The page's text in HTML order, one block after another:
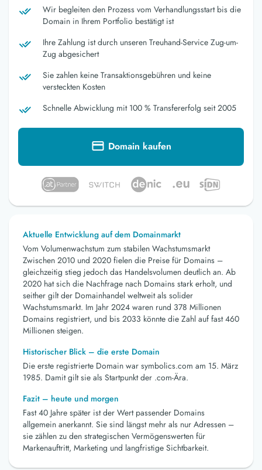
Wir begleiten den Prozess vom Verhandlungsstart bis die
Domain in Ihrem Portfolio bestätigt ist
Ihre Zahlung ist durch unseren Treuhand-Service Zug-um-
Zug abgesichert
Sie zahlen keine Transaktionsgebühren und keine
versteckten Kosten
Schnelle Abwicklung mit 100 % Transfererfolg seit 2005
Domain kaufen
Aktuelle Entwicklung auf dem Domainmarkt
Vom Volumenwachstum zum stabilen Wachstumsmarkt
Zwischen 2010 und 2020 fielen die Preise für Domains –
gleichzeitig stieg jedoch das Handelsvolumen deutlich an. Ab
2020 hat sich die Nachfrage nach Domains stark erholt, und
seither gilt der Domainhandel weltweit als solider
Wachstumsmarkt. Im Jahr 2024 waren rund 378 Millionen
Domains registriert, und bis 2033 könnte die Zahl auf fast 460
Millionen steigen.
Historischer Blick – die erste Domain
Die erste registrierte Domain war symbolics.com am 15. März
1985. Damit gilt sie als Startpunkt der .com-Ära.
Fazit – heute und morgen
Fast 40 Jahre später ist der Wert passender Domains
allgemein anerkannt. Sie sind längst mehr als nur Adressen –
sie zählen zu den strategischen Vermögenswerten für
Markenauftritt, Marketing und langfristige Sichtbarkeit.